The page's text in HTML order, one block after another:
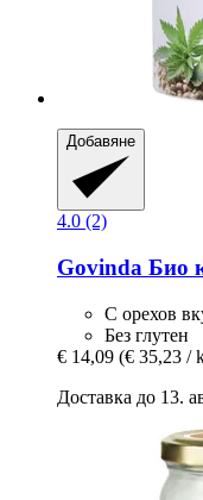
Добавяне
4.0 (2)
Govinda Био
С орехов
Без глутен
€ 14,09 (€ 35,23 /
Доставка до 13.